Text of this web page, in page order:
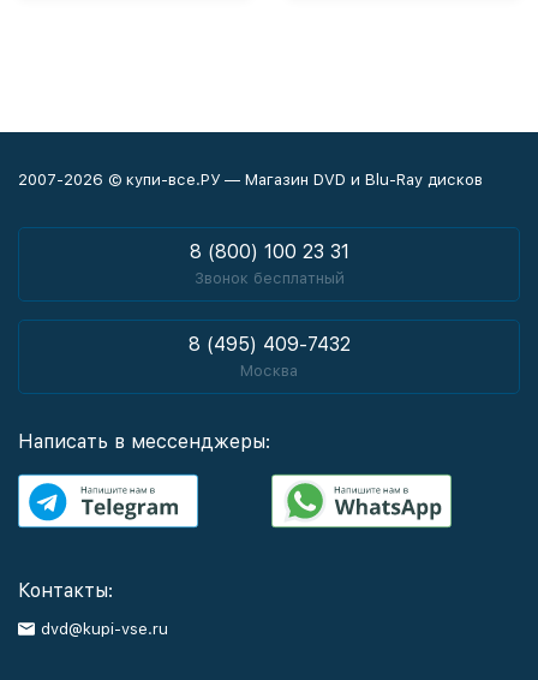
2007-2026 © купи-все.РУ — Магазин DVD и Blu-Ray дисков
8 (800) 100 23 31
Звонок бесплатный
8 (495) 409-7432
Москва
Написать в мессенджеры:
Контакты:
dvd@kupi-vse.ru